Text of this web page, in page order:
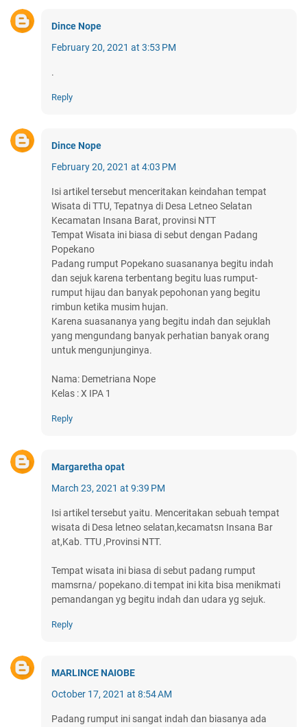
Dince Nope
February 20, 2021 at 3:53 PM
.
Reply
Dince Nope
February 20, 2021 at 4:03 PM
Isi artikel tersebut menceritakan keindahan tempat
Wisata di TTU, Tepatnya di Desa Letneo Selatan
Kecamatan Insana Barat, provinsi NTT
Tempat Wisata ini biasa di sebut dengan Padang
Popekano
Padang rumput Popekano suasananya begitu indah
dan sejuk karena terbentang begitu luas rumput-
rumput hijau dan banyak pepohonan yang begitu
rimbun ketika musim hujan.
Karena suasananya yang begitu indah dan sejuklah
yang mengundang banyak perhatian banyak orang
untuk mengunjunginya.
Nama: Demetriana Nope
Kelas : X IPA 1
Reply
Margaretha opat
March 23, 2021 at 9:39 PM
Isi artikel tersebut yaitu. Menceritakan sebuah tempat
wisata di Desa letneo selatan,kecamatsn Insana Bar
at,Kab. TTU ,Provinsi NTT.
Tempat wisata ini biasa di sebut padang rumput
mamsrna/ popekano.di tempat ini kita bisa menikmati
pemandangan yg begitu indah dan udara yg sejuk.
Reply
MARLINCE NAIOBE
October 17, 2021 at 8:54 AM
Padang rumput ini sangat indah dan biasanya ada